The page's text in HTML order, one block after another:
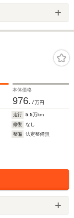
本体価格
976.7万円
走行 5.5万km
修復
なし
整備
法定整備無